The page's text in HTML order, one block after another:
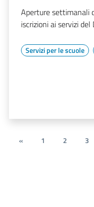
Aperture settimanali
iscrizioni ai servizi
Servizi per le scuole
« 1 2 3